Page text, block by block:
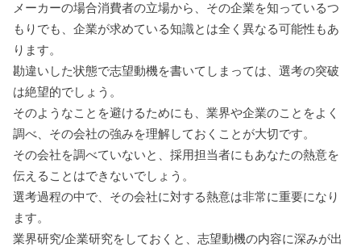
メーカーの場合消費者の立場から、その企業を知っているつ
もりでも、企業が求めている知識とは全く異なる可能性もあ
ります。
勘違いした状態で志望動機を書いてしまっては、選考の突破
は絶望的でしょう。
そのようなことを避けるためにも、業界や企業のことをよく
調べ、その会社の強みを理解しておくことが大切です。
その会社を調べていないと、採用担当者にもあなたの熱意を
伝えることはできないでしょう。
選考過程の中で、その会社に対する熱意は非常に重要になり
ます。
業界研究/企業研究をしておくと、志望動機の内容に深みが出